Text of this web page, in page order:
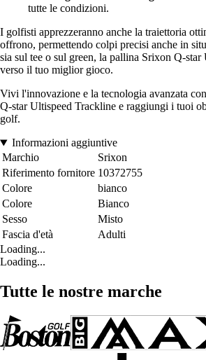
tutte le condizioni.
I golfisti apprezzeranno anche la traiettoria
offrono, permettendo colpi precisi anche in
sia sul tee o sul green, la pallina Srixon Q-star
verso il tuo miglior gioco.
Vivi l'innovazione e la tecnologia avanzata
Q-star Ultispeed Trackline e raggiungi i tuoi
golf.
Informazioni aggiuntive
Marchio
Srixon
Riferimento fornitore 10372755
Colore
bianco
Colore
Bianco
Sesso
Misto
Fascia d'età
Adulti
Loading...
Loading...
Tutte le nostre marche